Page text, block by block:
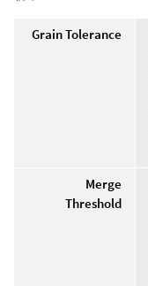
Grain Tolerance
Merge
Threshold